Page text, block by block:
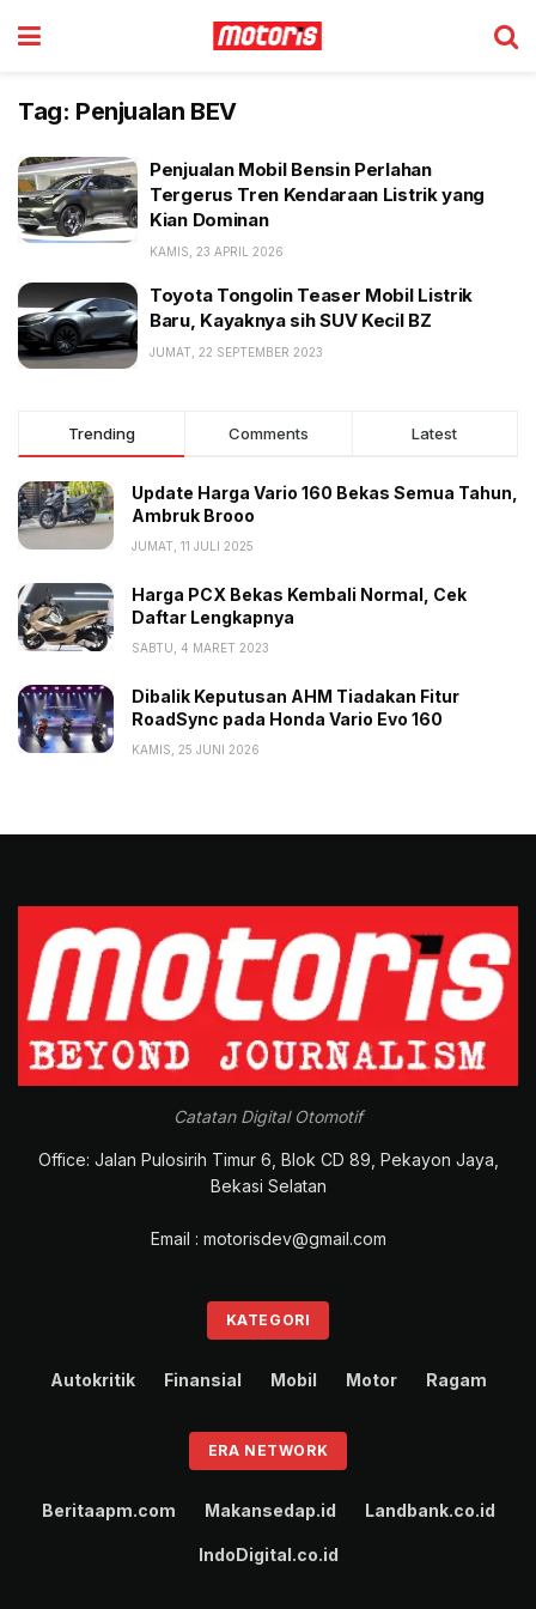
Tag: Penjualan BEV
Penjualan Mobil Bensin Perlahan
Tergerus Tren Kendaraan Listrik yang
Kian Dominan
KAMIS, 23 APRIL 2026
Toyota Tongolin Teaser Mobil Listrik
Baru, Kayaknya sih SUV Kecil BZ
JUMAT, 22 SEPTEMBER 2023
Trending Comments Latest
Update Harga Vario 160 Bekas Semua Tahun,
Ambruk Brooo
JUMAT, 11 JULI 2025
Harga PCX Bekas Kembali Normal, Cek
Daftar Lengkapnya
SABTU, 4 MARET 2023
Dibalik Keputusan AHM Tiadakan Fitur
RoadSync pada Honda Vario Evo 160
KAMIS, 25 JUNI 2026
Catatan Digital Otomotif
Office: Jalan Pulosirih Timur 6, Blok CD 89, Pekayon Jaya,
Bekasi Selatan
Email : motorisdev@gmail.com
KATEGORI
Autokritik Finansial Mobil Motor Ragam
ERA NETWORK
Beritaapm.com Makansedap.id Landbank.co.id
IndoDigital.co.id